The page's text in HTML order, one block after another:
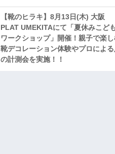
【靴のヒラキ】8月13日(木) 大阪
PLAT UMEKITAにて「夏休みこど
ワークショップ」開催！親子で楽
靴デコレーション体験やプロによる
の計測会を実施！！